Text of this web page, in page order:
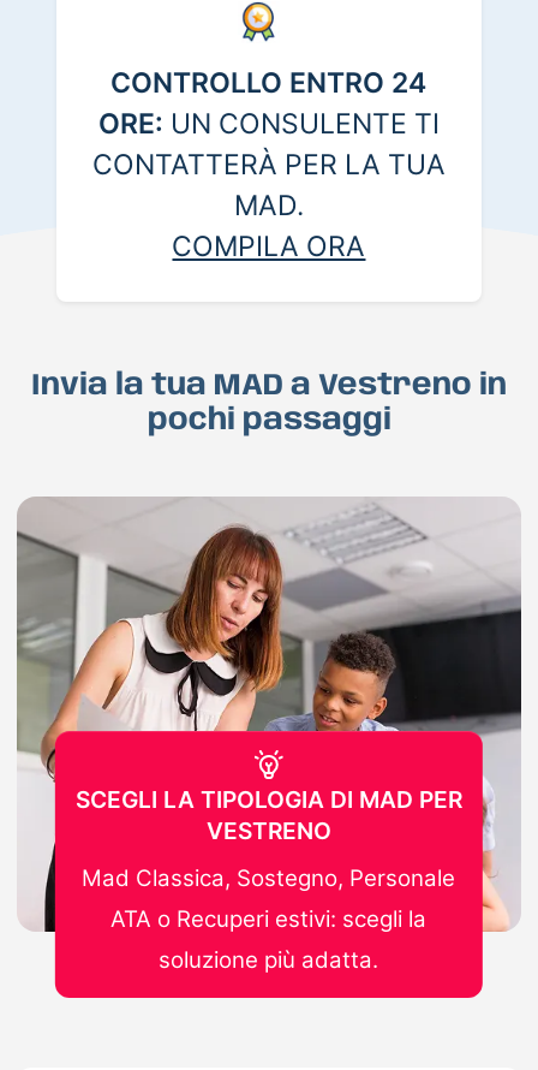
CONTROLLO ENTRO 24
ORE: UN CONSULENTE TI
CONTATTERÀ PER LA TUA
MAD.
COMPILA ORA
Invia la tua MAD a Vestreno in
pochi passaggi
SCEGLI LA TIPOLOGIA DI MAD PER
VESTRENO
Mad Classica, Sostegno, Personale
ATA o Recuperi estivi: scegli la
soluzione più adatta.